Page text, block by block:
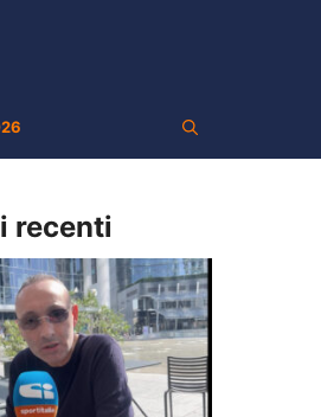
recenti